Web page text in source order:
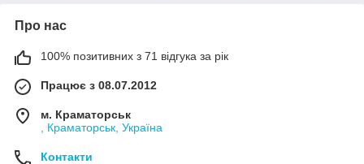
Про нас
100% позитивних з 71 відгука за рік
Працює з 08.07.2012
м. Краматорськ
, Краматорськ, Україна
Контакти